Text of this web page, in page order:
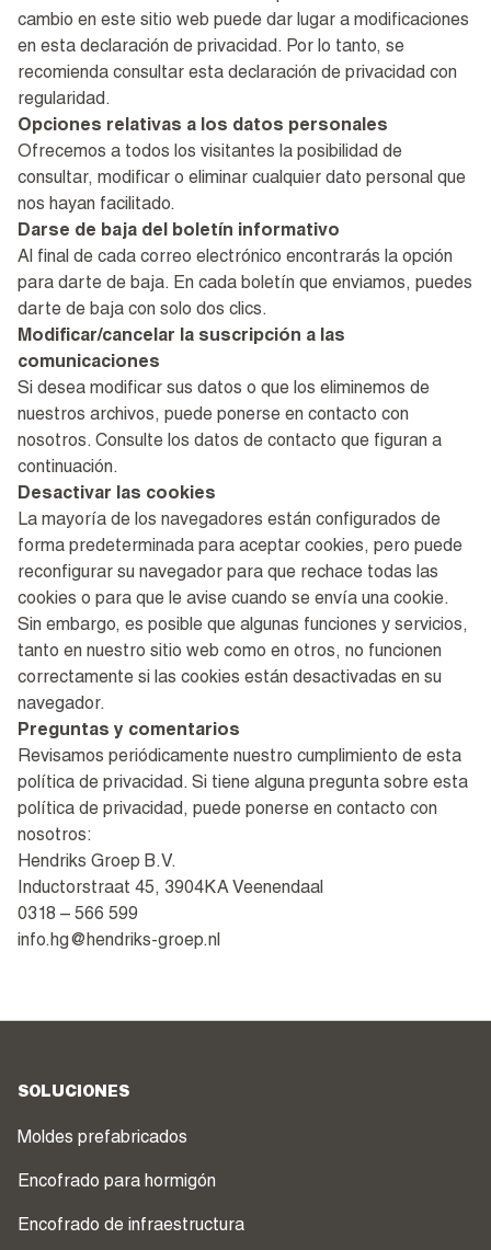
cambio en este sitio web puede dar lugar a modificaciones
en esta declaración de privacidad. Por lo tanto, se
recomienda consultar esta declaración de privacidad con
regularidad.
Opciones relativas a los datos personales
Ofrecemos a todos los visitantes la posibilidad de
consultar, modificar o eliminar cualquier dato personal que
nos hayan facilitado.
Darse de baja del boletín informativo
Al final de cada correo electrónico encontrarás la opción
para darte de baja. En cada boletín que enviamos, puedes
darte de baja con solo dos clics.
Modificar/cancelar la suscripción a las
comunicaciones
Si desea modificar sus datos o que los eliminemos de
nuestros archivos, puede ponerse en contacto con
nosotros. Consulte los datos de contacto que figuran a
continuación.
Desactivar las cookies
La mayoría de los navegadores están configurados de
forma predeterminada para aceptar cookies, pero puede
reconfigurar su navegador para que rechace todas las
cookies o para que le avise cuando se envía una cookie.
Sin embargo, es posible que algunas funciones y servicios,
tanto en nuestro sitio web como en otros, no funcionen
correctamente si las cookies están desactivadas en su
navegador.
Preguntas y comentarios
Revisamos periódicamente nuestro cumplimiento de esta
política de privacidad. Si tiene alguna pregunta sobre esta
política de privacidad, puede ponerse en contacto con
nosotros:
Hendriks Groep B.V.
Inductorstraat 45, 3904KA Veenendaal
0318 – 566 599
info.hg@hendriks-groep.nl
SOLUCIONES
Moldes prefabricados
Encofrado para hormigón
Encofrado de infraestructura